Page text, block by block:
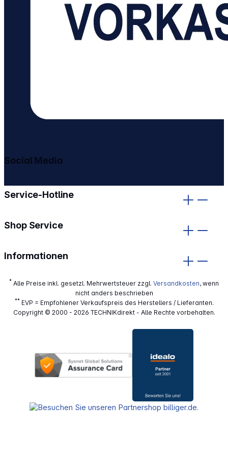
Service-Hotline
Shop Service
Informationen
Social Media
* Alle Preise inkl. gesetzl. Mehrwertsteuer zzgl. Versandkosten, wenn
nicht anders beschrieben
**EVP = Empfohlener Verkaufspreis des Herstellers / Lieferanten.
Copyright © 2000 - 2026 TECHNIKdirekt - Alle Rechte vorbehalten.